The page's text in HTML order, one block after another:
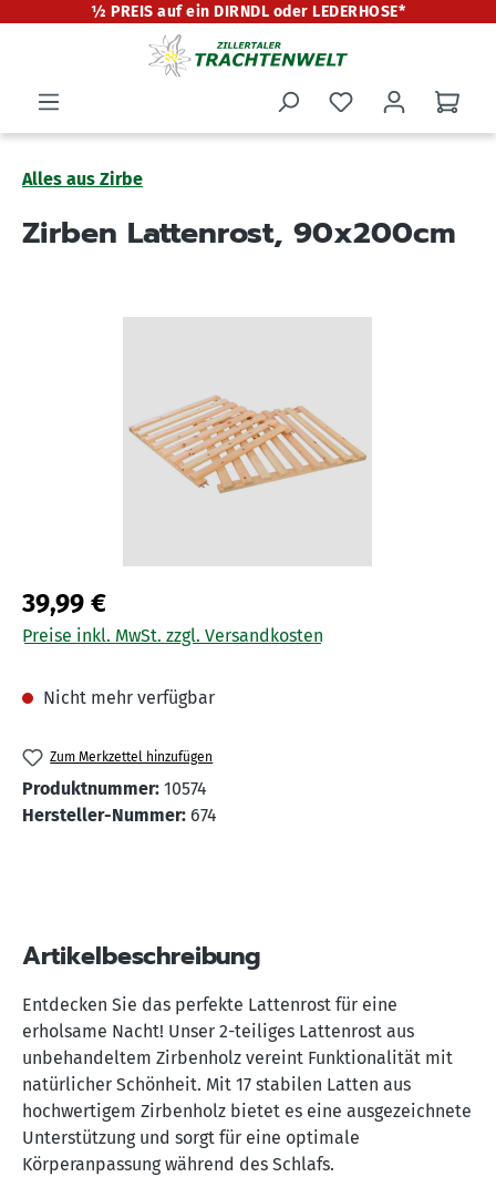
springen
½ PREIS auf ein DIRNDL oder LEDERHOSE*
Alles aus Zirbe
Zirben Lattenrost, 90x200cm
39,99 €
Preise inkl. MwSt. zzgl. Versandkosten
Nicht mehr verfügbar
Zum Merkzettel hinzufügen
Produktnummer: 10574
Hersteller-Nummer: 674
Artikelbeschreibung
Entdecken Sie das perfekte Lattenrost für eine
erholsame Nacht! Unser 2-teiliges Lattenrost aus
unbehandeltem Zirbenholz vereint Funktionalität mit
natürlicher Schönheit. Mit 17 stabilen Latten aus
hochwertigem Zirbenholz bietet es eine ausgezeichnete
Unterstützung und sorgt für eine optimale
Körperanpassung während des Schlafs.